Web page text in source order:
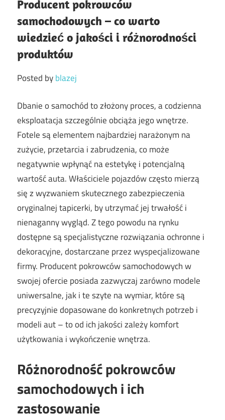
Producent pokrowców
samochodowych – co warto
wiedzieć o jakości i różnorodności
produktów
Posted byblazej
Dbanie o samochód to złożony proces, a codzienna
eksploatacja szczególnie obciąża jego wnętrze.
Fotele są elementem najbardziej narażonym na
zużycie, przetarcia i zabrudzenia, co może
negatywnie wpłynąć na estetykę i potencjalną
wartość auta. Właściciele pojazdów często mierzą
się z wyzwaniem skutecznego zabezpieczenia
oryginalnej tapicerki, by utrzymać jej trwałość i
nienaganny wygląd. Z tego powodu na rynku
dostępne są specjalistyczne rozwiązania ochronne i
dekoracyjne, dostarczane przez wyspecjalizowane
firmy. Producent pokrowców samochodowych w
swojej ofercie posiada zazwyczaj zarówno modele
uniwersalne, jak i te szyte na wymiar, które są
precyzyjnie dopasowane do konkretnych potrzeb i
modeli aut – to od ich jakości zależy komfort
użytkowania i wykończenie wnętrza.
Różnorodność pokrowców
samochodowych i ich
zastosowanie